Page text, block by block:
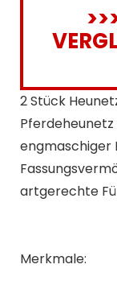
2 Stück
engmaschiger
artgerechte
Merkmale: